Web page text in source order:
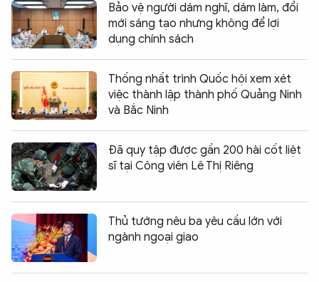
Bảo vệ người dám nghĩ, dám làm, đổi
mới sáng tạo nhưng không để lợi
dụng chính sách
Thống nhất trình Quốc hội xem xét
việc thành lập thành phố Quảng Ninh
và Bắc Ninh
Đã quy tập được gần 200 hài cốt liệt
sĩ tại Công viên Lê Thị Riêng
Thủ tướng nêu ba yêu cầu lớn với
ngành ngoại giao